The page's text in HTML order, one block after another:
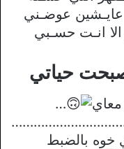
عايـشين عوضـني
انـت حسـبي
حياتي
…
خوه بالضبط